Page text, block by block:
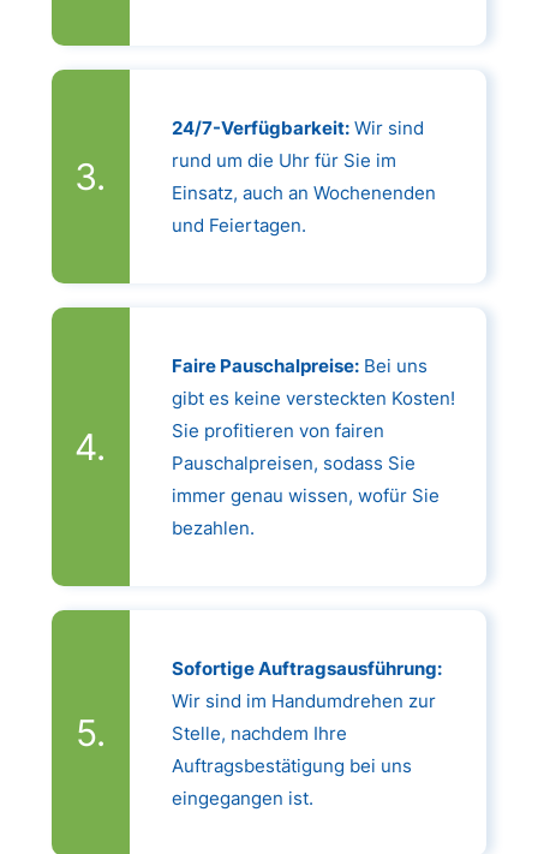
24/7-Verfügbarkeit:Wir sind
rund um die Uhr für Sie im
Einsatz, auch an Wochenenden
und Feiertagen.
Faire Pauschalpreise:Bei uns
gibt es keine versteckten Kosten!
Sie profitieren von fairen
Pauschalpreisen, sodass Sie
immer genau wissen, wofür Sie
bezahlen.
Sofortige Auftragsausführung:
Wir sind im Handumdrehen zur
Stelle, nachdem Ihre
Auftragsbestätigung bei uns
eingegangen ist.